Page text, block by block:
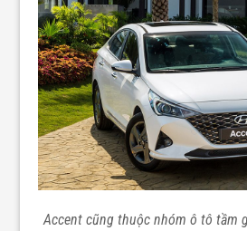
Accent cũng thuộc nhóm ô tô tầm